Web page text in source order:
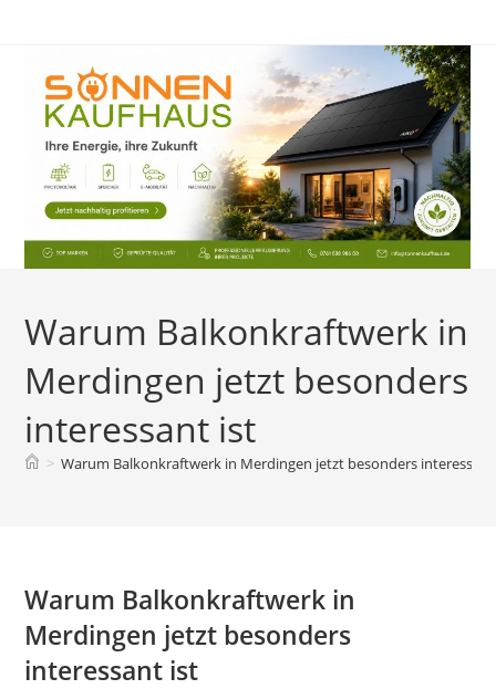
Warum Balkonkraftwerk in
Merdingen jetzt besonders
interessant ist
> Warum Balkonkraftwerk in Merdingen jetzt besonders
Warum Balkonkraftwerk in
Merdingen jetzt besonders
interessant ist